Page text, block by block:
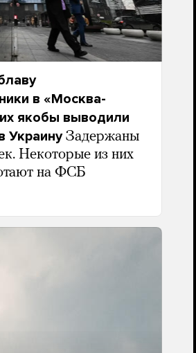
в «Москва-
якобы выводили
Украину Задержаны
Некоторые из них
на ФСБ